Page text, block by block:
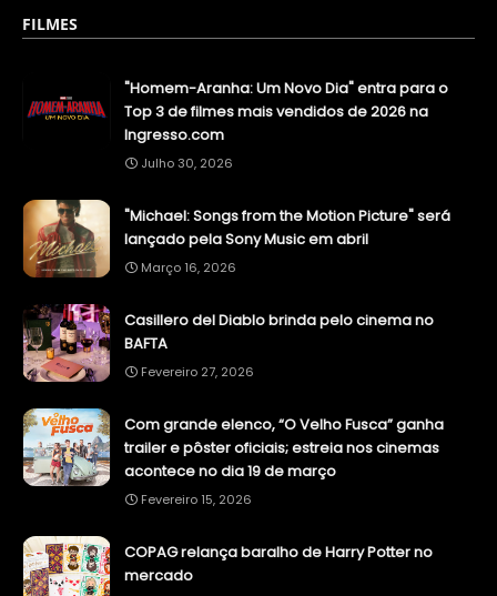
FILMES
"Homem-Aranha: Um Novo Dia" entra para o
Top 3 de filmes mais vendidos de 2026 na
Ingresso.com
Julho 30, 2026
"Michael: Songs from the Motion Picture" será
lançado pela Sony Music em abril
Março 16, 2026
Casillero del Diablo brinda pelo cinema no
BAFTA
Fevereiro 27, 2026
Com grande elenco, “O Velho Fusca” ganha
trailer e pôster oficiais; estreia nos cinemas
acontece no dia 19 de março
Fevereiro 15, 2026
COPAG relança baralho de Harry Potter no
mercado